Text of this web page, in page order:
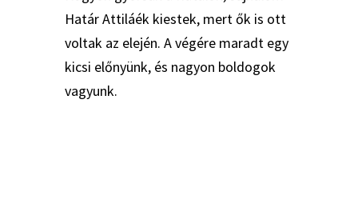
Határ Attiláék kiestek, mert ők is ott
voltak az elején. A végére maradt egy
kicsi előnyünk, és nagyon boldogok
vagyunk.